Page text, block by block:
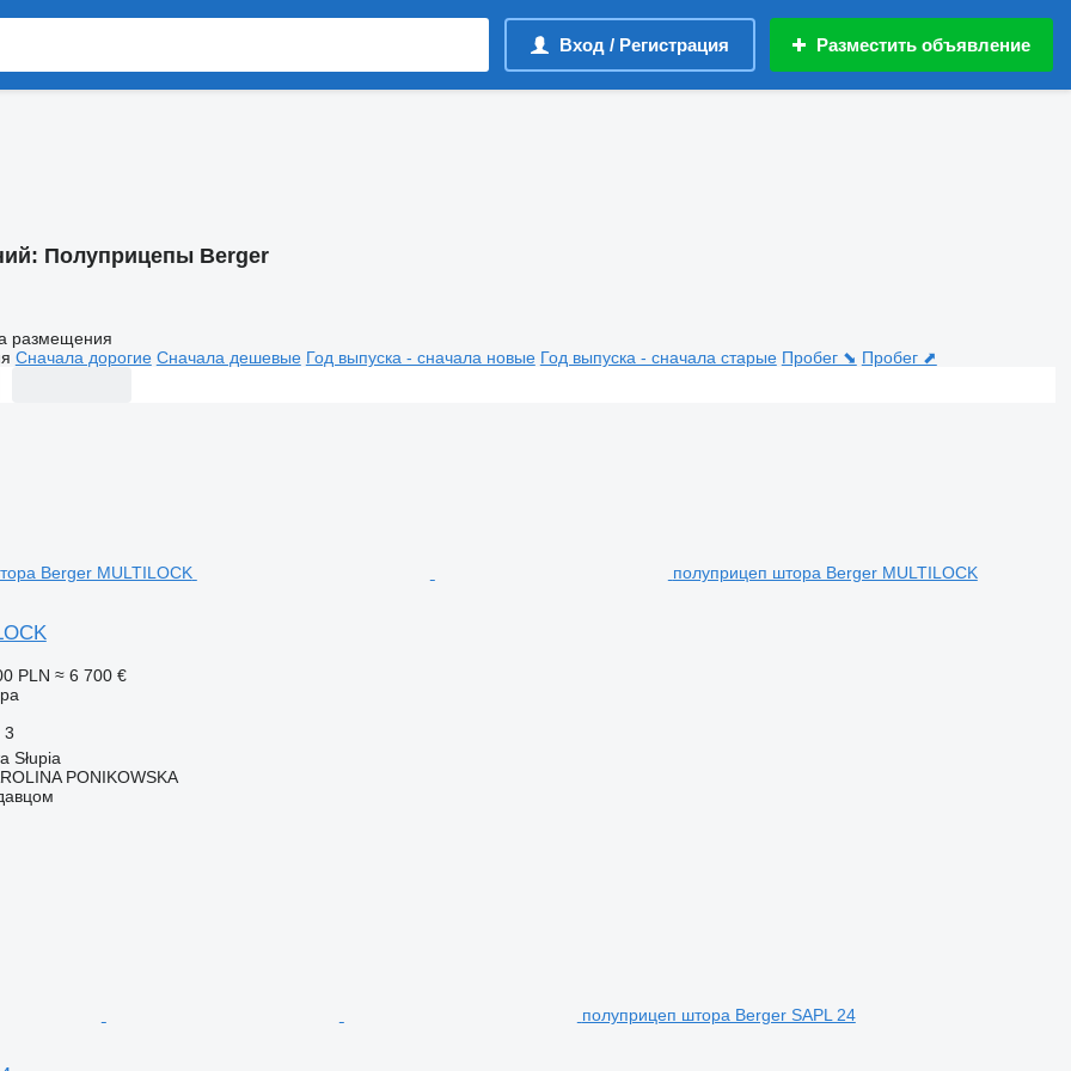
Вход / Регистрация Разместить объявление
Полуприцепы Berger
размещения
Сначала дорогие Сначала дешевые Год выпуска - сначала новые Год выпуска - сначала старые Пробег ⬊ Пробег ⬈
полуприцеп штора Berger MULTILOCK
PLN ≈ 6 700 €
3
Słupia
PONIKOWSKA
полуприцеп штора Berger SAPL 24